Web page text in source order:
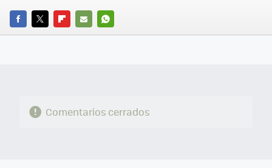
FACEBOOK
TWITTERFLIPBOARD
E-
WHATSAPP
Comentarios cerrados